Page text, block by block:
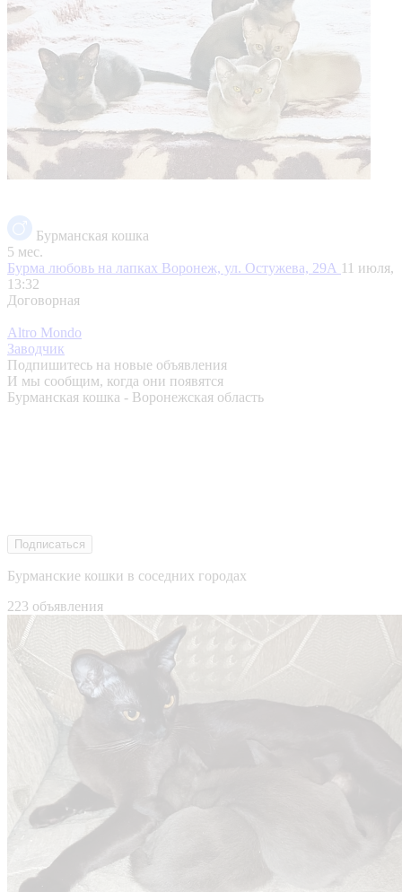
Бурманская кошка
5 мес.
Бурма любовь на лапках Воронеж, ул. Остужева, 29А 11 июля,
13:32
Договорная
Altro Mondo
Заводчик
Подпишитесь на новые объявления
И мы сообщим, когда они появятся
Бурманская кошка - Воронежская область
Подписаться
Бурманские кошки в соседних городах
223 объявления